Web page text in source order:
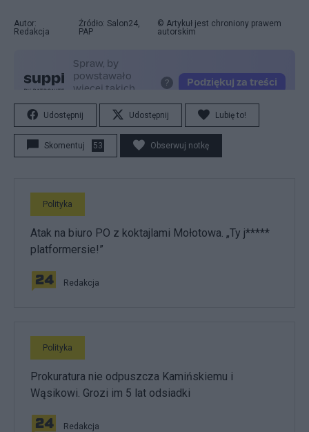
Autor:
Redakcja
Źródło: Salon24,
PAP
© Artykuł jest chroniony prawem
autorskim
Udostępnij Udostępnij Lubię to!
Skomentuj 53 Obserwuj notkę
Polityka
Atak na biuro PO z koktajlami Mołotowa. „Ty j*****
platformersie!”
Redakcja
Polityka
Prokuratura nie odpuszcza Kamińskiemu i
Wąsikowi. Grozi im 5 lat odsiadki
Redakcja